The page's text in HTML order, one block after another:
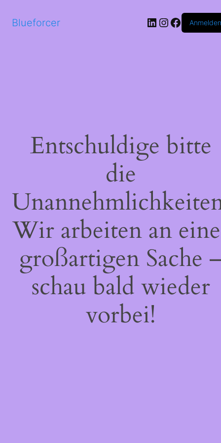
Blueforcer LinkedIn
Instagram
Anmelden
Entschuldige bitte
die
Wir arbeiten an
großartigen Sache
schau bald wieder
vorbei!